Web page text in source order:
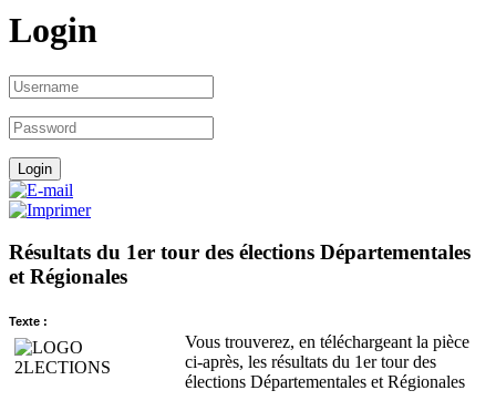
Login
Résultats du 1er tour des élections Départementales
et Régionales
Texte :
Vous trouverez, en téléchargeant la pièce
ci-après, les résultats du 1er tour des
élections Départementales et Régionales